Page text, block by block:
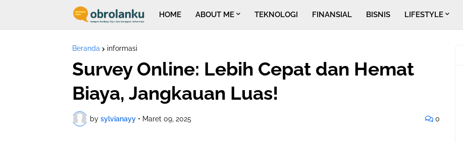
HOME ABOUT ME TEKNOLOGI FINANSIAL BISNIS LIFESTYLE
Beranda informasi
Survey Online: Lebih Cepat dan Hemat
Biaya, Jangkauan Luas!
by sylvianayy • Maret 09, 2025 0